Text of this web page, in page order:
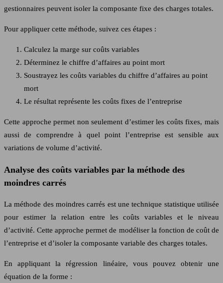
gestionnaires peuvent isoler la composante fixe des charges totales.
Pour appliquer cette méthode, suivez ces étapes :
Calculez la marge sur coûts variables
Déterminez le chiffre d’affaires au point mort
Soustrayez les coûts variables du chiffre d’affaires au point
mort
Le résultat représente les coûts fixes de l’entreprise
Cette approche permet non seulement d’estimer les coûts fixes, mais
aussi de comprendre à quel point l’entreprise est sensible aux
variations de volume d’activité.
Analyse des coûts variables par la méthode des
moindres carrés
La méthode des moindres carrés est une technique statistique utilisée
pour estimer la relation entre les coûts variables et le niveau
d’activité. Cette approche permet de modéliser la fonction de coût de
l’entreprise et d’isoler la composante variable des charges totales.
En appliquant la régression linéaire, vous pouvez obtenir une
équation de la forme :